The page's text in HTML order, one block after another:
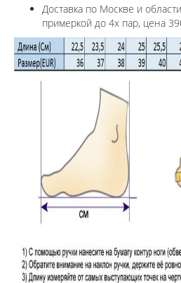
Доставка по Москве и
примеркой до 4х пар, цена